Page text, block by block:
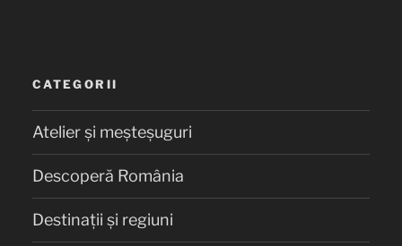
CATEGORII
Atelier și meșteșuguri
Descoperă România
Destinații și regiuni